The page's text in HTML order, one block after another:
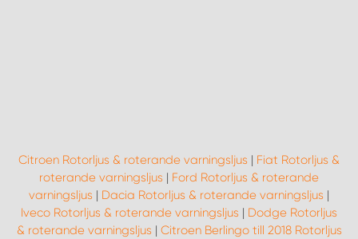
Citroen Rotorljus & roterande varningsljus | Fiat Rotorljus &
roterande varningsljus | Ford Rotorljus & roterande
varningsljus | Dacia Rotorljus & roterande varningsljus |
Iveco Rotorljus & roterande varningsljus | Dodge Rotorljus
& roterande varningsljus | Citroen Berlingo till 2018 Rotorljus